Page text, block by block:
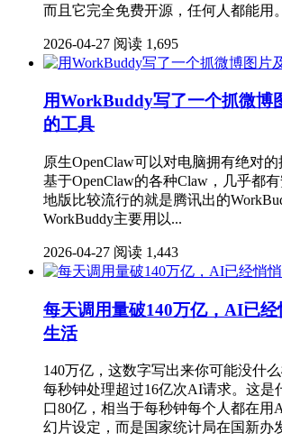
而且它完全免费开源，任何人都能用
2026-04-27 阅读 1,695
用WorkBuddy写了一个抓微博
的工具
原生OpenClaw可以对电脑拥有绝对
基于OpenClaw的各种Claw，几乎都
地版比较流行的就是腾讯出的
WorkBuddy主要用以...
2026-04-27 阅读 1,443
每天调用量破140万亿，AI已
生活
140万亿，这数字写出来你可能没什
每秒钟处理超过16亿次AI请求。这是
口80亿，相当于每秒钟每个人都在用
幻片设定，而是国家统计局在国新办